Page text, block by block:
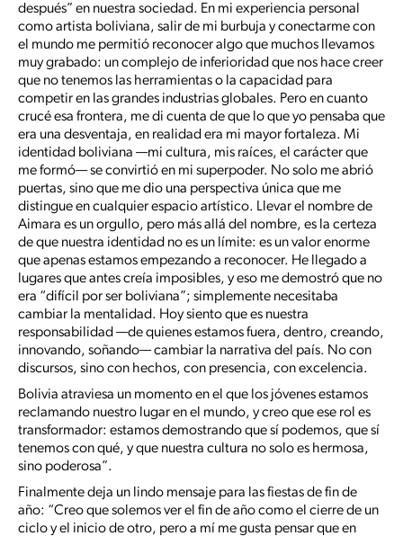
después” en nuestra sociedad. En mi experiencia personal
como artista boliviana, salir de mi burbuja y conectarme con
el mundo me permitió reconocer algo que muchos llevamos
muy grabado: un complejo de inferioridad que nos hace creer
que no tenemos las herramientas o la capacidad para
competir en las grandes industrias globales. Pero en cuanto
crucé esa frontera, me di cuenta de que lo que yo pensaba que
era una desventaja, en realidad era mi mayor fortaleza. Mi
identidad boliviana —mi cultura, mis raíces, el carácter que
me formó— se convirtió en mi superpoder. No solo me abrió
puertas, sino que me dio una perspectiva única que me
distingue en cualquier espacio artístico. Llevar el nombre de
Aimara es un orgullo, pero más allá del nombre, es la certeza
de que nuestra identidad no es un límite: es un valor enorme
que apenas estamos empezando a reconocer. He llegado a
lugares que antes creía imposibles, y eso me demostró que no
era “difícil por ser boliviana”; simplemente necesitaba
cambiar la mentalidad. Hoy siento que es nuestra
responsabilidad —de quienes estamos fuera, dentro, creando,
innovando, soñando— cambiar la narrativa del país. No con
discursos, sino con hechos, con presencia, con excelencia.
Bolivia atraviesa un momento en el que los jóvenes estamos
reclamando nuestro lugar en el mundo, y creo que ese rol es
transformador: estamos demostrando que sí podemos, que sí
tenemos con qué, y que nuestra cultura no solo es hermosa,
sino poderosa”.
Finalmente deja un lindo mensaje para las fiestas de fin de
año: “Creo que solemos ver el fin de año como el cierre de un
ciclo y el inicio de otro, pero a mí me gusta pensar que en